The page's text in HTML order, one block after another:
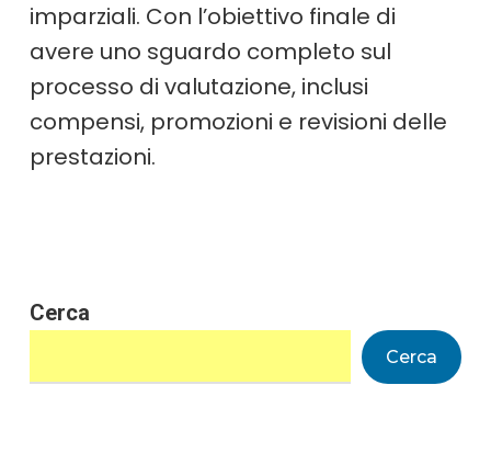
imparziali. Con l’obiettivo finale di
avere uno sguardo completo sul
processo di valutazione, inclusi
compensi, promozioni e revisioni delle
prestazioni.
Cerca
Cerca